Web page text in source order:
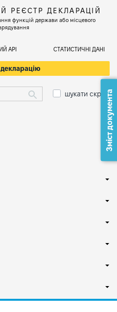
РЕЄСТР ДЕКЛАРАЦІЙ
функцій держави або місцевого
АРІ СТАТИСТИЧНІ ДАНІ
шукати скрізьЗміст документа